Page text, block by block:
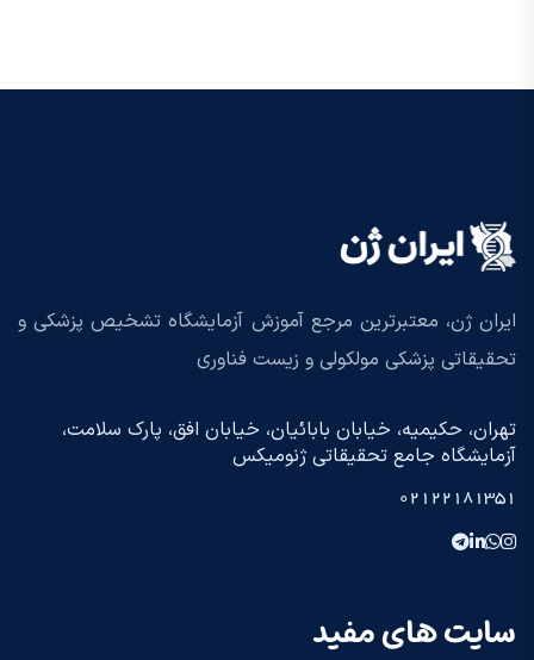
ایران ژن، معتبرترین مرجع آموزش آزمایشگاه تشخیص پزشکی و
تحقیقاتی پزشکی مولکولی و زیست فناوری
تهران، حکیمیه، خیابان بابائیان، خیابان افق، پارک سلامت،
آزمایشگاه جامع تحقیقاتی ژنومیکس
02122181351
سایت های مفید